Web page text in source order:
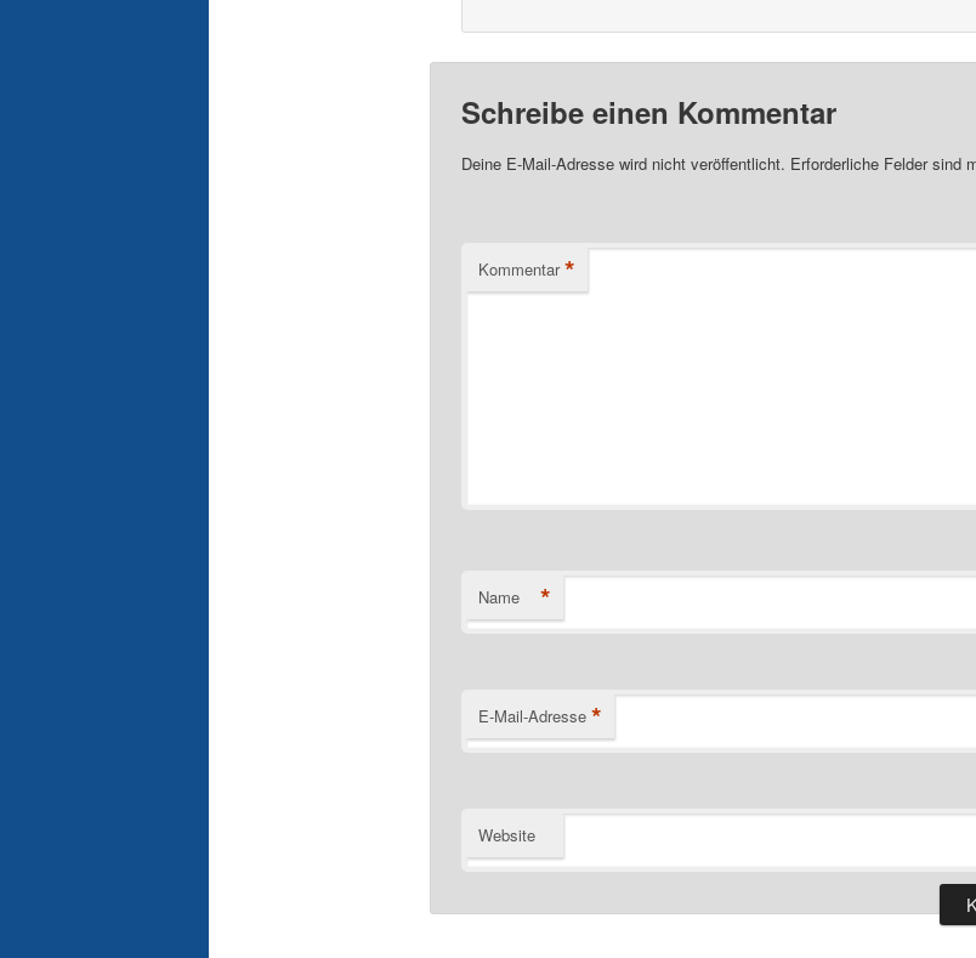
Schreibe einen Kommentar
Deine E-Mail-Adresse wird nicht veröffentlicht. Erforderliche Felder sind
Kommentar *
Name *
E-Mail-Adresse *
Website